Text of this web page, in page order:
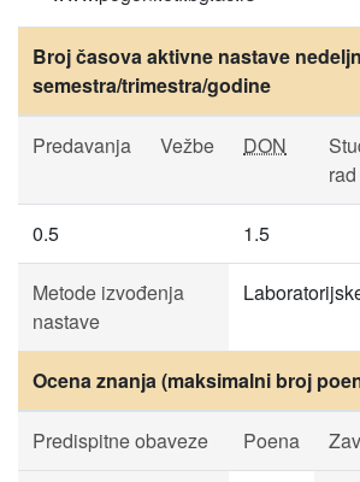
Broj časova aktivne nastave
semestra/trimestra/godine
Predavanja Vežbe DON
rad
0.5 1.5
Metode izvođenja
nastave
Ocena znanja (maksimalni broj
Predispitne obaveze Poena